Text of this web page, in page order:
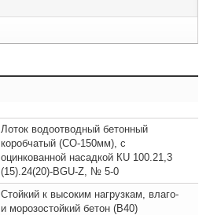
Лоток водоотводный бетонный
коробчатый (СО-150мм), с
оцинкованной насадкой КU 100.21,3
(15).24(20)-BGU-Z, № 5-0
Стойкий к высоким нагрузкам, влаго-
и морозостойкий бетон (B40)